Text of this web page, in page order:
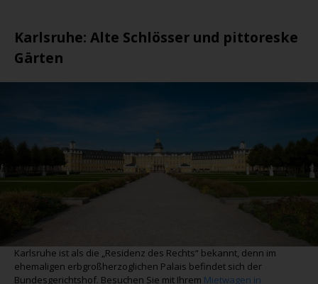
Karlsruhe: Alte Schlösser und pittoreske
Gärten
Karlsruhe ist als die „Residenz des Rechts“ bekannt, denn im
ehemaligen erbgroßherzoglichen Palais befindet sich der
Bundesgerichtshof. Besuchen Sie mit Ihrem Mietwagen in